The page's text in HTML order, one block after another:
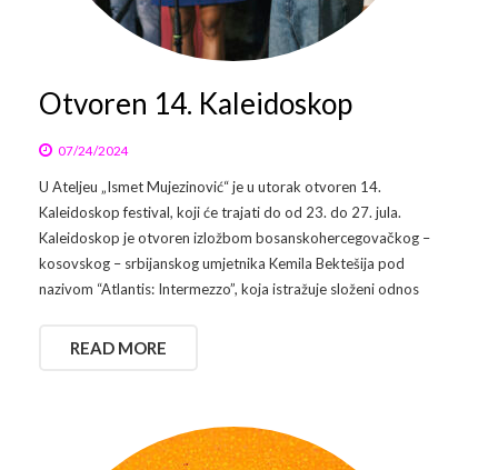
Otvoren 14. Kaleidoskop
07/24/2024
U Ateljeu „Ismet Mujezinović“ je u utorak otvoren 14.
Kaleidoskop festival, koji će trajati do od 23. do 27. jula.
Kaleidoskop je otvoren izložbom bosanskohercegovačkog –
kosovskog – srbijanskog umjetnika Kemila Bektešija pod
nazivom “Atlantis: Intermezzo”, koja istražuje složeni odnos
READ MORE